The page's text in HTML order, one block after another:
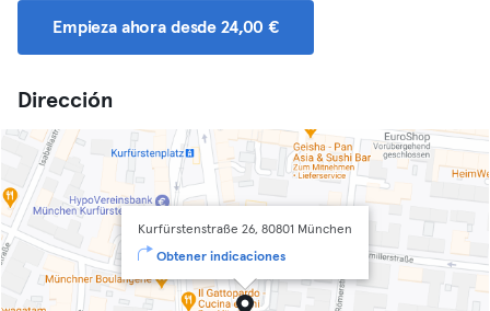
Empieza ahora desde 24,00 €
Dirección
Kurfürstenstraße 26, 80801 München
Obtener indicaciones